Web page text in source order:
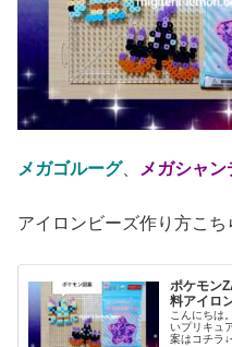
メガゴルーグ、 メガシャン
アイロンビーズ作り方こち
ポケモン
料アイロ
こんにちは
いプリキュ
案はコチラ